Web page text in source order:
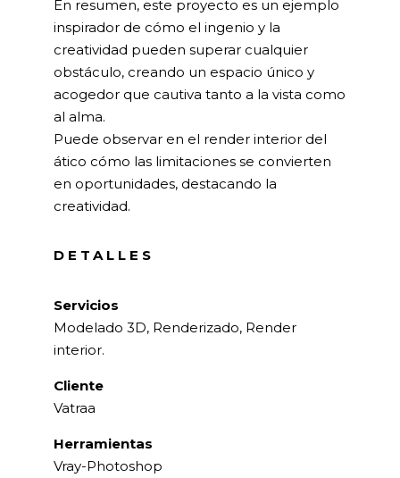
En resumen, este proyecto es un ejemplo
inspirador de cómo el ingenio y la
creatividad pueden superar cualquier
obstáculo, creando un espacio único y
acogedor que cautiva tanto a la vista como
al alma.
Puede observar en el render interior del
ático cómo las limitaciones se convierten
en oportunidades, destacando la
creatividad.
DETALLES
Servicios
Modelado 3D, Renderizado, Render
interior.
Cliente
Vatraa
Herramientas
Vray-Photoshop